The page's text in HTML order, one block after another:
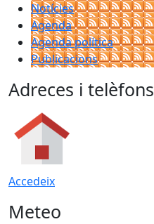
Notícies
Agenda
Agenda política
Publicacions
Adreces i telèfons
Accedeix
Meteo